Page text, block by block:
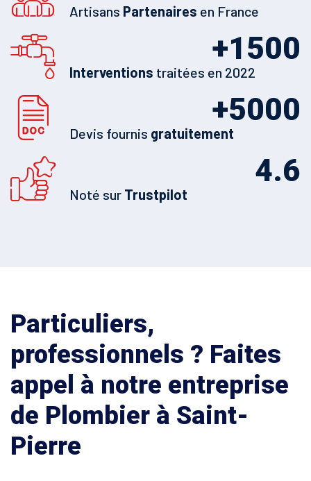
Artisans Partenaires en France
1500
+
Interventions traitées en 2022
5000
+
Devis fournis gratuitement
4.6
Noté sur Trustpilot
Particuliers,
professionnels ? Faites
appel à notre entreprise
de Plombier à Saint-
Pierre